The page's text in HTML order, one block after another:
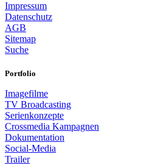
Impressum
Datenschutz
AGB
Sitemap
Suche
Portfolio
Imagefilme
TV Broadcasting
Serienkonzepte
Crossmedia Kampagnen
Dokumentation
Social-Media
Trailer